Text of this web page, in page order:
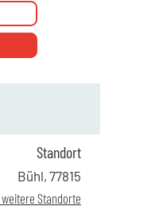
Standort
Bühl, 77815
Standorte